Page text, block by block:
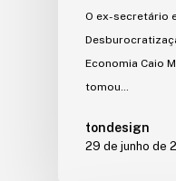
O ex-secretário
Economia Caio
tomou…
tondesign
29 de junho de